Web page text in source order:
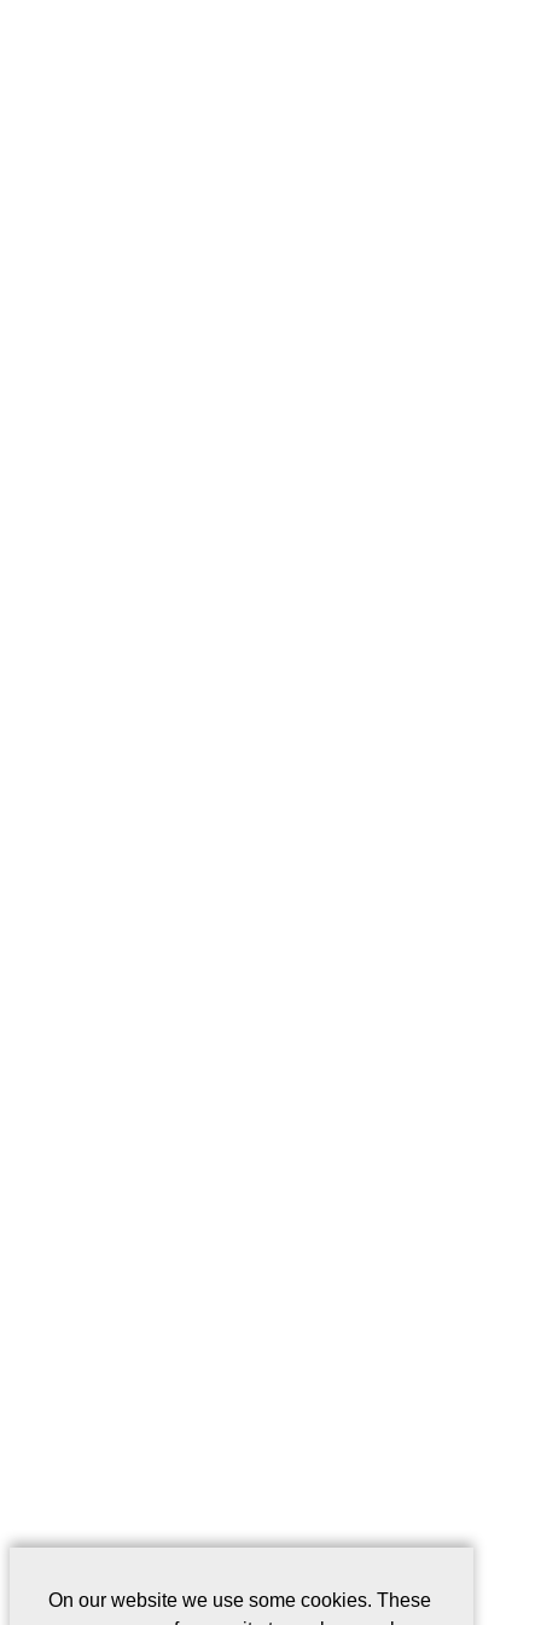
On our website we use some cookies. These